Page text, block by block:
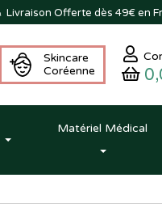
Livraison Offerte dès 49€ en
Skincare
Coréenne
Matériel Médical